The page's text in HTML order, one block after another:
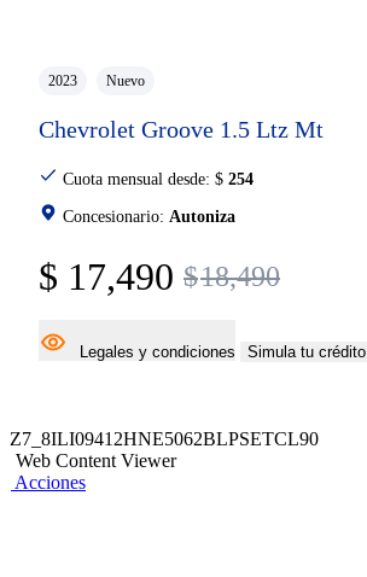
2023 Nuevo
Chevrolet Groove 1.5 Ltz Mt
Cuota mensual desde: $ 254
Concesionario: Autoniza
$ 17,490 $18,490
Legales y condiciones Simula tu crédito
Z7_8ILI09412HNE5062BLPSETCL90
Web Content Viewer
Acciones